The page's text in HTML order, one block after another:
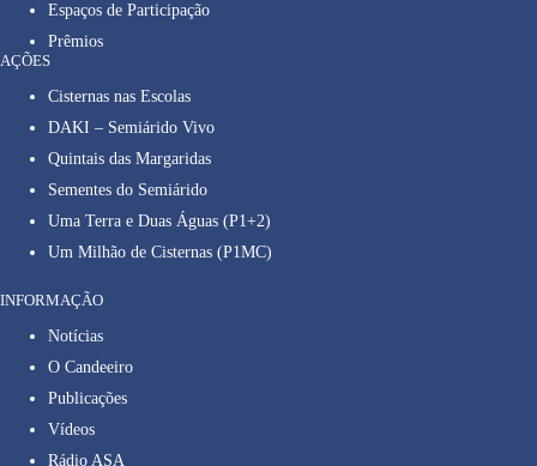
Espaços de Participação
Prêmios
AÇÕES
Cisternas nas Escolas
DAKI – Semiárido Vivo
Quintais das Margaridas
Sementes do Semiárido
Uma Terra e Duas Águas (P1+2)
Um Milhão de Cisternas (P1MC)
INFORMAÇÃO
Notícias
O Candeeiro
Publicações
Vídeos
Rádio ASA